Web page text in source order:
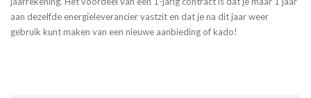
aan dezelfde energieleverancier vastzit en dat je na dit jaar weer
gebruik kunt maken van een nieuwe aanbieding of kado!